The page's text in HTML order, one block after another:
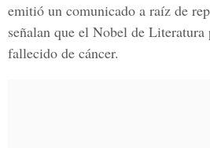
emitió un comunicado a raíz de
señalan que el Nobel de
fallecido de cáncer.